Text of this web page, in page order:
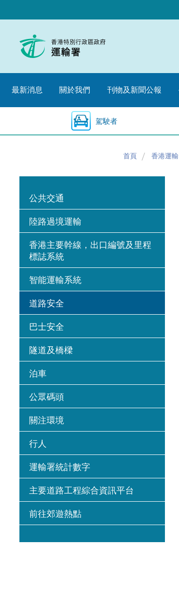
至
始
最新消息 關於我們 刊物及新聞公報
駕駛者
首頁 香港運輸
公共交通
陸路過境運輸
香港主要幹線，出口編號及里程
標誌系統
智能運輸系統
道路安全
巴士安全
隧道及橋樑
泊車
公眾碼頭
關注環境
行人
運輸署統計數字
主要道路工程綜合資訊平台
前往郊遊熱點